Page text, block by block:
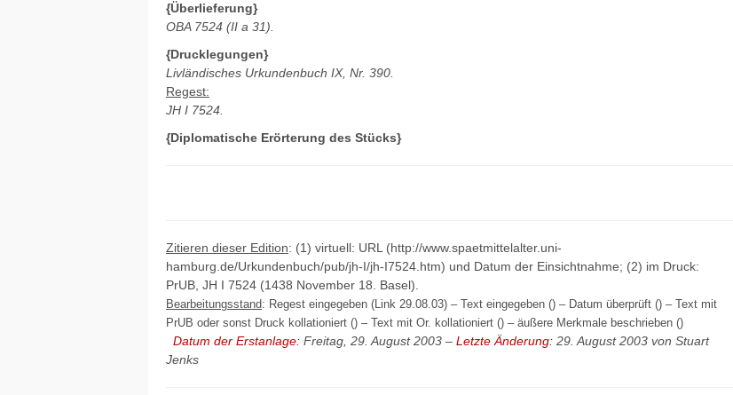
{Überlieferung}
OBA 7524 (II a 31).
{Drucklegungen}
Livländisches Urkundenbuch IX, Nr. 390.
Regest:
JH I 7524.
{Diplomatische Erörterung des Stücks}
Zitieren dieser Edition: (1) virtuell: URL (http://www.spaetmittelalter.uni-
hamburg.de/Urkundenbuch/pub/jh-I/jh-I7524.htm) und Datum der Einsichtnahme; (2) im Druck:
PrUB, JH I 7524 (1438 November 18. Basel).
Bearbeitungsstand: Regest eingegeben (Link 29.08.03) – Text eingegeben () – Datum überprüft () – Text mit
PrUB oder sonst Druck kollationiert () – Text mit Or. kollationiert () – äußere Merkmale beschrieben ()
Datum der Erstanlage: Freitag, 29. August 2003 – Letzte Änderung: 29. August 2003 von Stuart
Jenks